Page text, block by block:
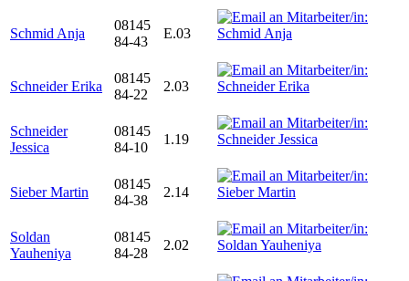
Schmid Anja
08145
84-43
E.03
Schneider Erika
08145
84-22
2.03
Schneider
Jessica
08145
84-10
1.19
Sieber Martin
08145
84-38
2.14
Soldan
Yauheniya
08145
84-28
2.02